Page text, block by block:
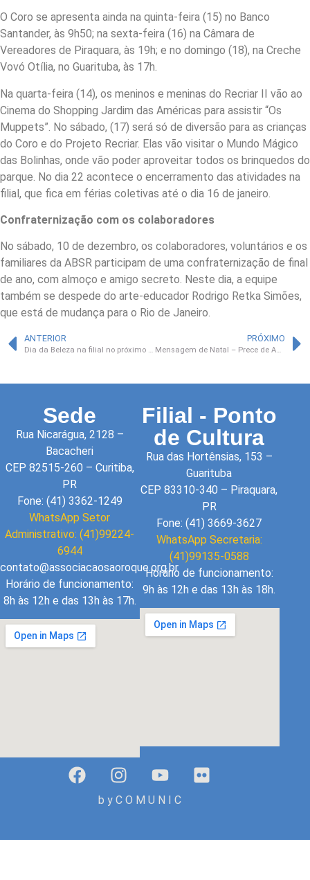
O Coro se apresenta ainda na quinta-feira (15) no Banco
Santander, às 9h50; na sexta-feira (16) na Câmara de
Vereadores de Piraquara, às 19h; e no domingo (18), na Creche
Vovó Otília, no Guarituba, às 17h.
Na quarta-feira (14), os meninos e meninas do Recriar II vão ao
Cinema do Shopping Jardim das Américas para assistir “Os
Muppets”. No sábado, (17) será só de diversão para as crianças
do Coro e do Projeto Recriar. Elas vão visitar o Mundo Mágico
das Bolinhas, onde vão poder aproveitar todos os brinquedos do
parque. No dia 22 acontece o encerramento das atividades na
filial, que fica em férias coletivas até o dia 16 de janeiro.
Confraternização com os colaboradores
No sábado, 10 de dezembro, os colaboradores, voluntários e os
familiares da ABSR participam de uma confraternização de final
de ano, com almoço e amigo secreto. Neste dia, a equipe
também se despede do arte-educador Rodrigo Retka Simões,
que está de mudança para o Rio de Janeiro.
ANTERIOR
Dia da Beleza na filial no próximo domingo
PRÓXIMO
Mensagem de Natal – Prece de Amizade
Sede
Rua Nicarágua, 2128 –
Bacacheri
CEP 82515-260 – Curitiba,
PR
Fone: (41) 3362-1249
WhatsApp Setor
Administrativo: (41)99224-
6944
contato@associacaosaoroque.org.br
Horário de funcionamento:
8h às 12h e das 13h às 17h.
Filial - Ponto
de Cultura
Rua das Hortênsias, 153 –
Guarituba
CEP 83310-340 – Piraquara,
PR
Fone: (41) 3669-3627
WhatsApp Secretaria:
(41)99135-0588
Horário de funcionamento:
9h às 12h e das 13h às 18h.
b y C O M U N I C